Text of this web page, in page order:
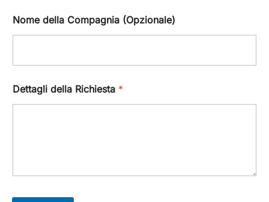
Nome della Compagnia (Opzionale)
Dettagli della Richiesta *